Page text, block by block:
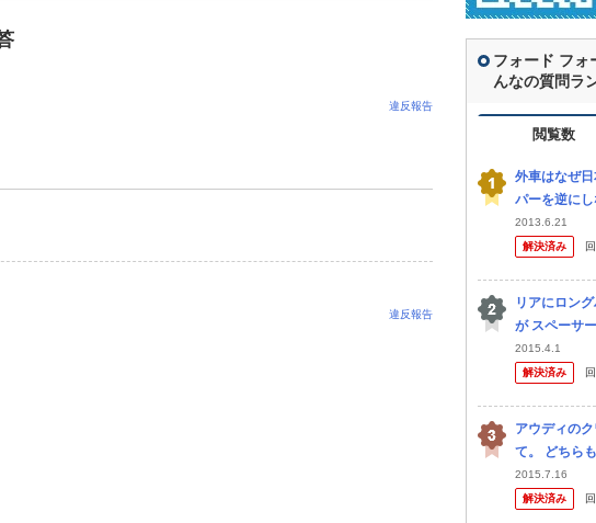
違反報告
違反報告
フォード フォ
んなの質問ラ
閲覧数
外車はなぜ
パーを逆に
すべてウィン
て独車に乗
2013.6.21
解決済み
リアにロン
が スペーサ
ゃなく 普通
リングつけ
2015.4.1
解決済み
アウディの
て。 どちら
れの特徴、勝
ださい。
2015.7.16
解決済み